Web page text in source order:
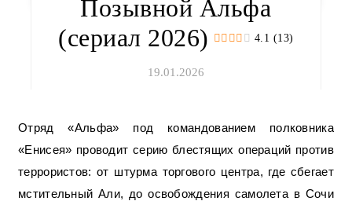
Позывной Альфа
(сериал 2026)
4.1 (13)
19.01.2026
Отряд «Альфа» под командованием полковника
«Енисея» проводит серию блестящих операций против
террористов: от штурма торгового центра, где сбегает
мстительный Али, до освобождения самолета в Сочи